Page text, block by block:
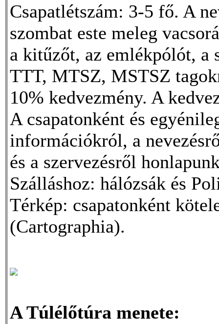
Csapatlétszám: 3-5 fő. A
szombat este meleg
a kitűzőt, az emlékpólót, a
TTT, MTSZ, MSTSZ
10% kedvezmény. A
A csapatonként és
információkról, a
és a szervezésről
Szálláshoz: hálózsák és
Térkép: csapatonként
(Cartographia).
A Túlélőtúra menete: